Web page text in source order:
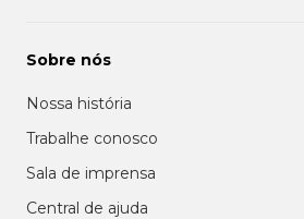
Sobre nós
Nossa história
Trabalhe conosco
Sala de imprensa
Central de ajuda